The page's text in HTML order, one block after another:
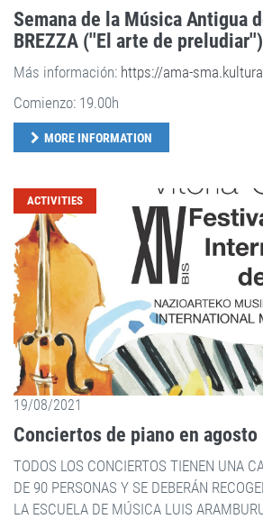
Semana de la Música Antigua
BREZZA (''El arte de preludiar'')
Más información: https://ama-
Comienzo: 19.00h
MORE INFORMATION
ACTIVITIES
19/08/2021
Conciertos de piano en agosto
TODOS LOS CONCIERTOS TIENEN UNA
DE 90 PERSONAS Y SE DEBERÁN
LA ESCUELA DE MÚSICA LUIS